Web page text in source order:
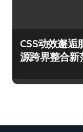
CSS动效邂逅
源跨界整合新